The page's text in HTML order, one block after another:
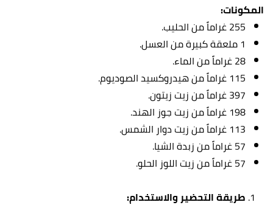
المكونات:
255 غراماً من الحليب.
1 ملعقة كبيرة من العسل.
28 غراماً من الماء.
115 غراماً من هيدروكسيد الصوديوم.
397 غراماً من زيت زيتون.
198 غراماً من زيت جوز الهند.
113 غراماً من زيت دوار الشمس.
57 غراماً من زبدة الشيا.
57 غراماً من زيت اللوز الحلو.
طريقة التحضير والاستخدام: